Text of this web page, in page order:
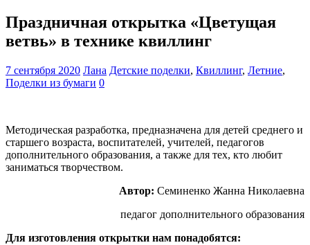
Праздничная открытка «Цветущая
ветвь» в технике квиллинг
7 сентября 2020 Лана Детские поделки, Квиллинг, Летние,
Поделки из бумаги 0
Методическая разработка, предназначена для детей среднего и
старшего возраста, воспитателей, учителей, педагогов
дополнительного образования, а также для тех, кто любит
заниматься творчеством.
Автор: Семиненко Жанна Николаевна
педагог дополнительного образования
Для изготовления открытки нам понадобятся: